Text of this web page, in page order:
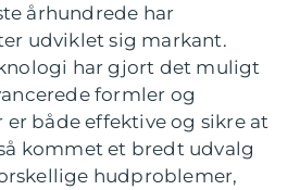
århundrede har
udviklet sig markant.
har gjort det muligt
formler og
er både effektive og sikre at
kommet et bredt udvalg
hudproblemer,